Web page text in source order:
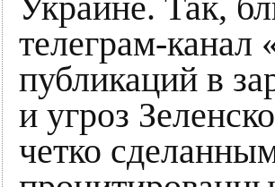
телеграм-канал
публикаций в
и угроз
четко